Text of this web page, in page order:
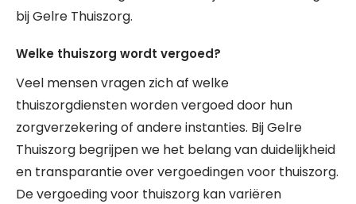
bij Gelre Thuiszorg.
Welke thuiszorg wordt vergoed?
Veel mensen vragen zich af welke
thuiszorgdiensten worden vergoed door hun
zorgverzekering of andere instanties. Bij Gelre
Thuiszorg begrijpen we het belang van duidelijkheid
en transparantie over vergoedingen voor thuiszorg.
De vergoeding voor thuiszorg kan variëren